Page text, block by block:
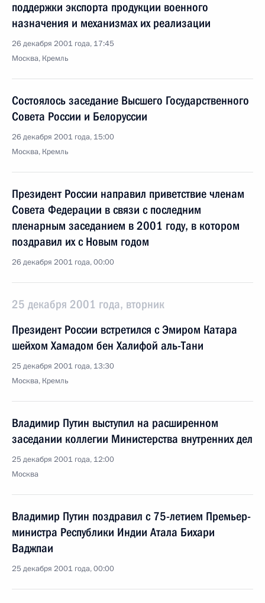
поддержки экспорта продукции военного
назначения и механизмах их реализации
26 декабря 2001 года, 17:45
Москва, Кремль
Состоялось заседание Высшего Государственного
Совета России и Белоруссии
26 декабря 2001 года, 15:00
Москва, Кремль
Президент России направил приветствие членам
Совета Федерации в связи с последним
пленарным заседанием в 2001 году, в котором
поздравил их с Новым годом
26 декабря 2001 года, 00:00
25 декабря 2001 года, вторник
Президент России встретился с Эмиром Катара
шейхом Хамадом бен Халифой аль-Тани
25 декабря 2001 года, 13:30
Москва, Кремль
Владимир Путин выступил на расширенном
заседании коллегии Министерства внутренних дел
25 декабря 2001 года, 12:00
Москва
Владимир Путин поздравил с 75-летием Премьер-
министра Республики Индии Атала Бихари
Ваджпаи
25 декабря 2001 года, 00:00